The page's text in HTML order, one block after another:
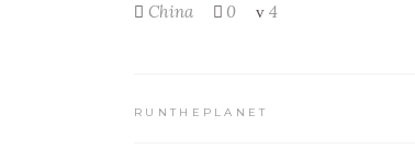
China 0 4
RUNTHEPLANET